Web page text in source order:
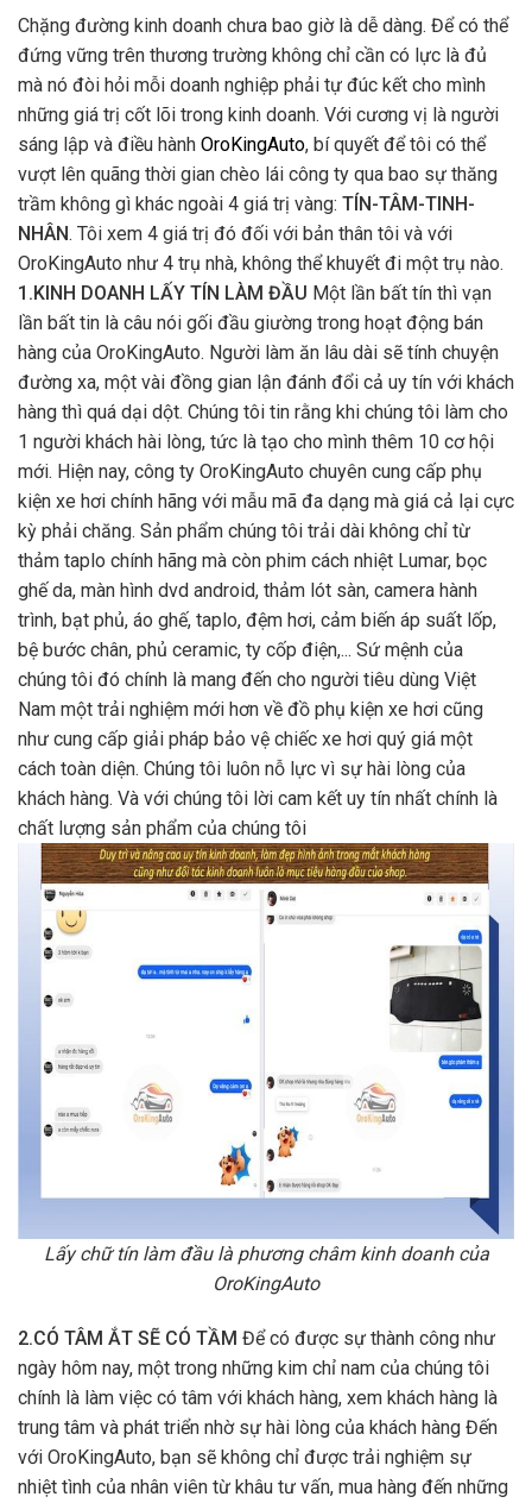
Chặng đường kinh doanh chưa bao giờ là dễ dàng. Để có thể
đứng vững trên thương trường không chỉ cần có lực là đủ
mà nó đòi hỏi mỗi doanh nghiệp phải tự đúc kết cho mình
những giá trị cốt lõi trong kinh doanh. Với cương vị là người
sáng lập và điều hành OroKingAuto, bí quyết để tôi có thể
vượt lên quãng thời gian chèo lái công ty qua bao sự thăng
trầm không gì khác ngoài 4 giá trị vàng: TÍN-TÂM-TINH-
NHÂN. Tôi xem 4 giá trị đó đối với bản thân tôi và với
OroKingAuto như 4 trụ nhà, không thể khuyết đi một trụ nào.
1.KINH DOANH LẤY TÍN LÀM ĐẦU Một lần bất tín thì vạn
lần bất tin là câu nói gối đầu giường trong hoạt động bán
hàng của OroKingAuto. Người làm ăn lâu dài sẽ tính chuyện
đường xa, một vài đồng gian lận đánh đổi cả uy tín với khách
hàng thì quá dại dột. Chúng tôi tin rằng khi chúng tôi làm cho
1 người khách hài lòng, tức là tạo cho mình thêm 10 cơ hội
mới. Hiện nay, công ty OroKingAuto chuyên cung cấp phụ
kiện xe hơi chính hãng với mẫu mã đa dạng mà giá cả lại cực
kỳ phải chăng. Sản phẩm chúng tôi trải dài không chỉ từ
thảm taplo chính hãng mà còn phim cách nhiệt Lumar, bọc
ghế da, màn hình dvd android, thảm lót sàn, camera hành
trình, bạt phủ, áo ghế, taplo, đệm hơi, cảm biến áp suất lốp,
bệ bước chân, phủ ceramic, ty cốp điện,... Sứ mệnh của
chúng tôi đó chính là mang đến cho người tiêu dùng Việt
Nam một trải nghiệm mới hơn về đồ phụ kiện xe hơi cũng
như cung cấp giải pháp bảo vệ chiếc xe hơi quý giá một
cách toàn diện. Chúng tôi luôn nỗ lực vì sự hài lòng của
khách hàng. Và với chúng tôi lời cam kết uy tín nhất chính là
chất lượng sản phẩm của chúng tôi
Lấy chữ tín làm đầu là phương châm kinh doanh của
OroKingAuto
2.CÓ TÂM ẮT SẼ CÓ TẦM Để có được sự thành công như
ngày hôm nay, một trong những kim chỉ nam của chúng tôi
chính là làm việc có tâm với khách hàng, xem khách hàng là
trung tâm và phát triển nhờ sự hài lòng của khách hàng Đến
với OroKingAuto, bạn sẽ không chỉ được trải nghiệm sự
nhiệt tình của nhân viên từ khâu tư vấn, mua hàng đến những